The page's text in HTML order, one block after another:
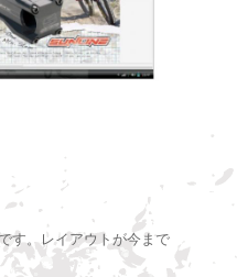
す。レイアウトが今まで